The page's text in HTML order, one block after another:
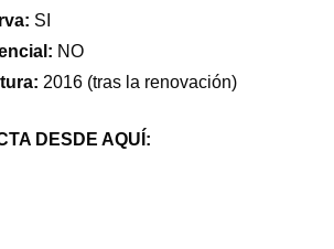
SI
NO
2016 (tras la renovación)
DESDE AQUÍ: